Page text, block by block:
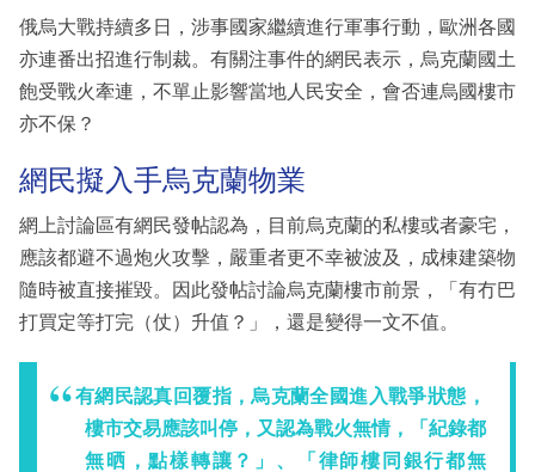
俄烏大戰持續多日，涉事國家繼續進行軍事行動，歐洲各國
亦連番出招進行制裁。有關注事件的網民表示，烏克蘭國土
飽受戰火牽連，不單止影響當地人民安全，會否連烏國樓市
亦不保？
網民擬入手烏克蘭物業
網上討論區有網民發帖認為，目前烏克蘭的私樓或者豪宅，
應該都避不過炮火攻擊，嚴重者更不幸被波及，成棟建築物
隨時被直接摧毀。因此發帖討論烏克蘭樓市前景，「有冇巴
打買定等打完（仗）升值？」，還是變得一文不值。
有網民認真回覆指，烏克蘭全國進入戰爭狀態，
樓市交易應該叫停，又認為戰火無情，「紀錄都
無晒，點樣轉讓？」、「律師樓同銀行都無